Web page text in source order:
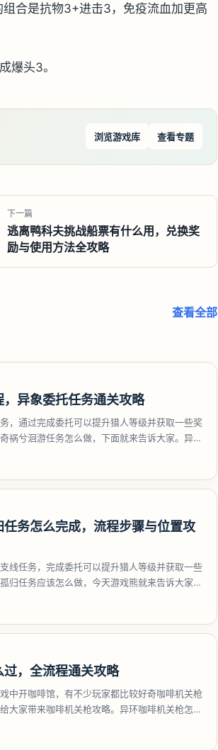
合是抗物3+进击3，免疫流血加更高
爆头3。
浏览游戏库 查看专题
下一篇
逃离鸭科夫挑战船票有什么用，兑换奖
励与使用方法全攻略
查看全部
异象委托任务通关攻略
，通过完成委托可以提升猎人等级并获取一些奖
祸兮洄游任务怎么做，下面就来告诉大家。异环
务怎么完成，流程步骤与位置攻
线任务，完成委托可以提升猎人等级并获取一些
归任务应该怎么做，今天游戏熊就来告诉大家。
，全流程通关攻略
中开咖啡馆，有不少玩家都比较好奇咖啡机关枪
大家带来咖啡机关枪攻略。异环咖啡机关枪怎么